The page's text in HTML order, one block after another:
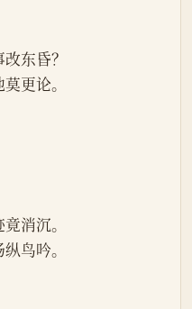
东昏？
更论。
消沉。
鸟吟。